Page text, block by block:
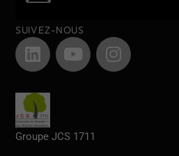
SUIVEZ-NOUS
Groupe JCS 1711